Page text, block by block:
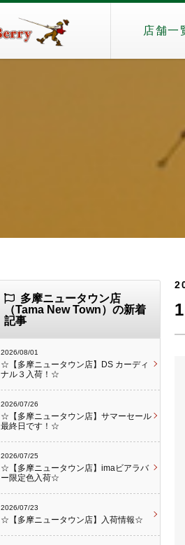
店舗一
多摩ニュータウン店
（Tama New Town）の新着
記事
2026/08/01
☆【多摩ニュータウン店】DS カーディ
ナル３入荷！☆
2026/07/26
☆【多摩ニュータウン店】サマーセール
最終日です！☆
2026/07/25
☆【多摩ニュータウン店】imaビアラバ
ー限定色入荷☆
2026/07/23
☆【多摩ニュータウン店】入荷情報☆